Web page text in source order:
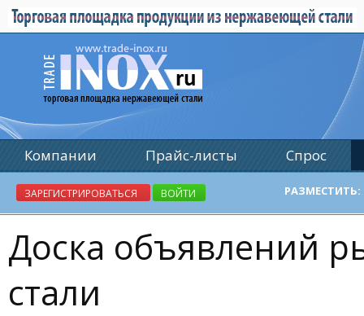
Доска объявлений
стали
Компании Прайс-листы
Спрос
Реклама
ЗАРЕГИСТРИРОВАТЬСЯ ВОЙТИ РАЗМЕСТИТЬ: